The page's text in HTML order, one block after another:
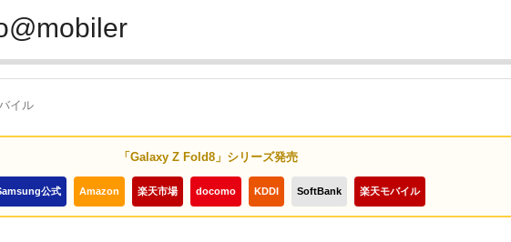
イル
「Galaxy Z Fold8」シリーズ発売
公式 Amazon 楽天市場 docomo KDDI SoftBank 楽天モバイル